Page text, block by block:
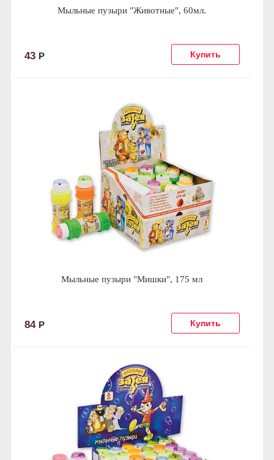
Мыльные пузыри "Животные", 60мл.
43 Р
Мыльные пузыри "Мишки", 175 мл
84 Р